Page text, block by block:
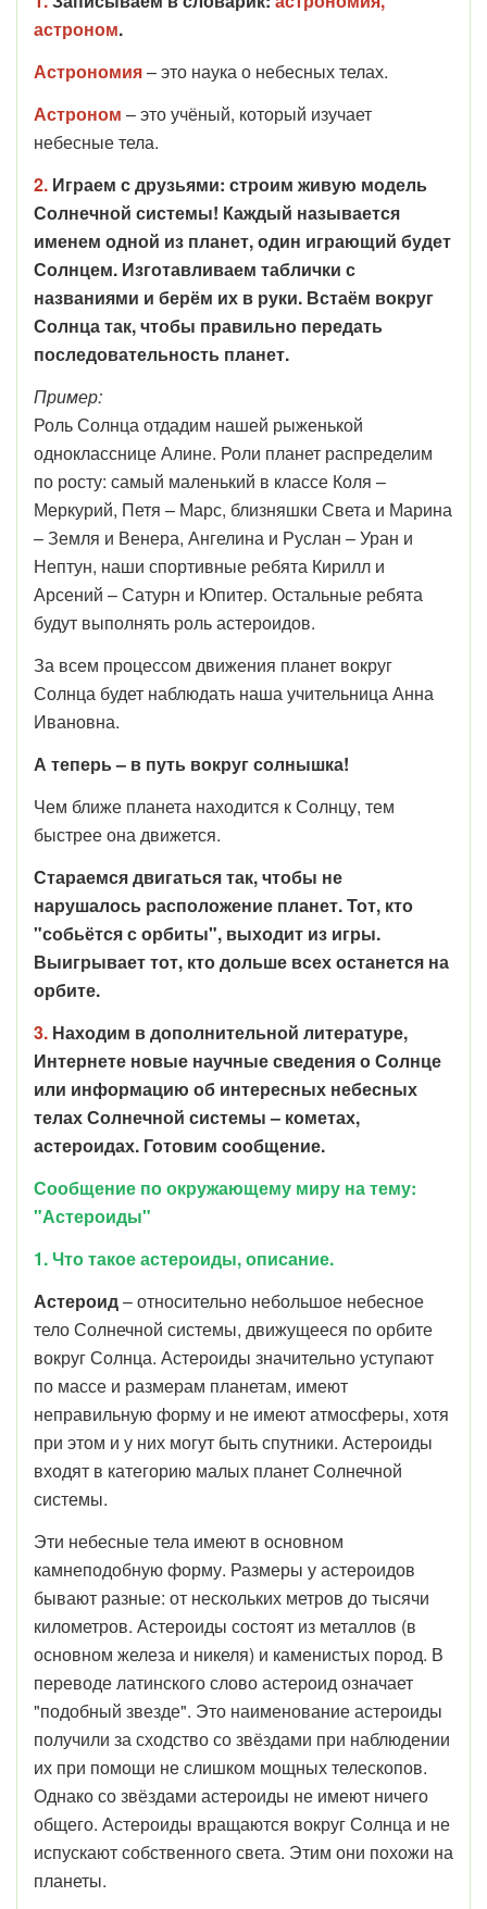
астроном.
Астрономия– это наука о небесных телах.
Астроном – это учёный, который изучает
небесные тела.
2. Играем с друзьями: строим живую модель
Солнечной системы! Каждый называется
именем одной из планет, один играющий будет
Солнцем. Изготавливаем таблички с
названиями и берём их в руки. Встаём вокруг
Солнца так, чтобы правильно передать
последовательность планет.
Пример:
Роль Солнца отдадим нашей рыженькой
однокласснице Алине. Роли планет распределим
по росту: самый маленький в классе Коля –
Меркурий, Петя – Марс, близняшки Света и Марина
– Земля и Венера, Ангелина и Руслан – Уран и
Нептун, наши спортивные ребята Кирилл и
Арсений – Сатурн и Юпитер. Остальные ребята
будут выполнять роль астероидов.
За всем процессом движения планет вокруг
Солнца будет наблюдать наша учительница Анна
Ивановна.
А теперь – в путь вокруг солнышка!
Чем ближе планета находится к Солнцу, тем
быстрее она движется.
Стараемся двигаться так, чтобы не
нарушалось расположение планет. Тот, кто
"собьётся с орбиты", выходит из игры.
Выигрывает тот, кто дольше всех останется на
орбите.
3. Находим в дополнительной литературе,
Интернете новые научные сведения о Солнце
или информацию об интересных небесных
телах Солнечной системы – кометах,
астероидах. Готовим сообщение.
Сообщение по окружающему миру на тему:
"Астероиды"
1. Что такое астероиды, описание.
Астероид– относительно небольшое небесное
тело Солнечной системы, движущееся по орбите
вокруг Солнца. Астероиды значительно уступают
по массе и размерам планетам, имеют
неправильную форму и не имеют атмосферы, хотя
при этом и у них могут быть спутники. Астероиды
входят в категорию малых планет Солнечной
системы.
Эти небесные тела имеют в основном
камнеподобную форму. Размеры у астероидов
бывают разные: от нескольких метров до тысячи
километров. Астероиды состоят из металлов (в
основном железа и никеля) и каменистых пород. В
переводе латинского слово астероид означает
"подобный звезде". Это наименование астероиды
получили за сходство со звёздами при наблюдении
их при помощи не слишком мощных телескопов.
Однако со звёздами астероиды не имеют ничего
общего. Астероиды вращаются вокруг Солнца и не
испускают собственного света. Этим они похожи на
планеты.